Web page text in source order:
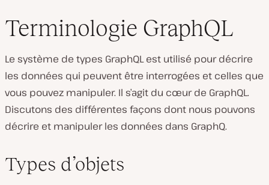
Terminologie GraphQL
Le système de types GraphQL est utilisé pour décrire
les données qui peuvent être interrogées et celles que
vous pouvez manipuler. Il s’agit du cœur de GraphQL.
Discutons des différentes façons dont nous pouvons
décrire et manipuler les données dans GraphQ.
Types d’objets